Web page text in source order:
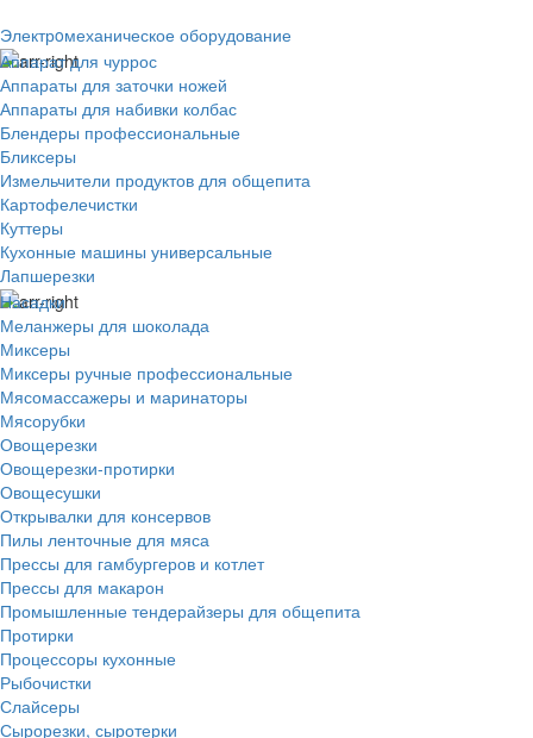
Электрoмеханическое оборудование
Аппарат для чуррос
Аппараты для заточки ножей
Аппараты для набивки колбас
Блендеры профессиональные
Бликсеры
Измельчители продуктов для общепита
Картофелечистки
Куттеры
Кухонные машины универсальные
Лапшерезки
Насадки
Меланжеры для шоколада
Миксеры
Миксеры ручные профессиональные
Мясомассажеры и маринаторы
Мясорубки
Овощерезки
Овощерезки-протирки
Овощесушки
Открывалки для консервов
Пилы ленточные для мяса
Прессы для гамбургеров и котлет
Прессы для макарон
Промышленные тендерайзеры для общепита
Протирки
Процессоры кухонные
Рыбочистки
Слайсеры
Сырорезки, сыротерки